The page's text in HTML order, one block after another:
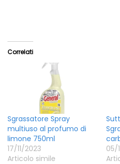
Correlati
Sgrassatore Spray
multiuso al profumo di
limone 750ml
17/11/2023
Articolo simile
05/